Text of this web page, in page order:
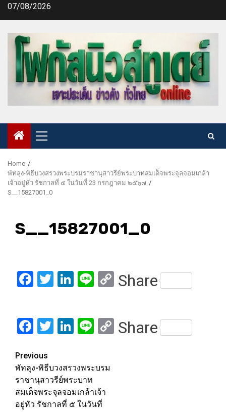
Skip07/08/2026
Primary
Menu
Home
พัทลุง-พิธีบวงสรวงพระบรมราชานุสาวรีย์พระบาทสมเด็จพระจุลจอมเกล้า
เจ้าอยู่หัว รัชกาลที่ ๕ ในวันที่ 23 กรกฎาคม ๒๕๖๗
S__15827001_0
S__15827001_0
Facebook
Twitter
LinkedIn
LineCopy
Share
Facebook
Twitter
LinkedIn
LineCopy
Share
Post
navigation
Previous
พัทลุง-พิธีบวงสรวงพระบรม
ราชานุสาวรีย์พระบาท
สมเด็จพระจุลจอมเกล้าเจ้า
อยู่หัว รัชกาลที่ ๕ ในวันที่